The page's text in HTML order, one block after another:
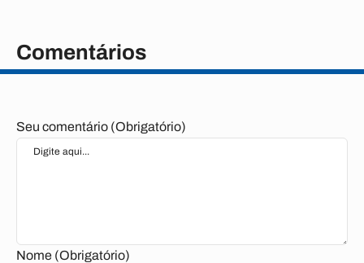
Comentários
Seu comentário (Obrigatório)
Nome (Obrigatório)